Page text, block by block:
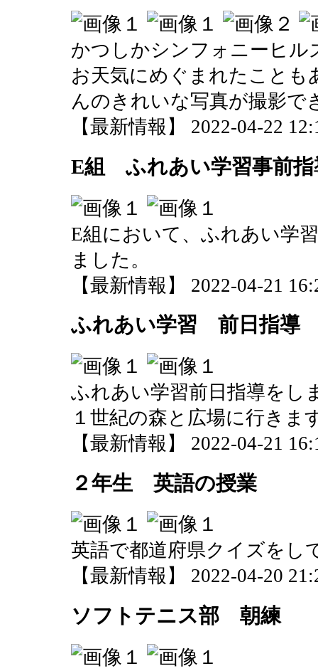
かつしかシンフォニーヒル
お天気にめぐまれたこと
んのきれいな写真が撮影で
【最新情報】 2022-04-22
E組 ふれあい学習事前指
E組において、ふれあい学
ました。
【最新情報】 2022-04-21
ふれあい学習 前日指導
ふれあい学習前日指導をし
１世紀の森と広場に行きま
【最新情報】 2022-04-21
２年生 英語の授業
英語で都道府県クイズをし
【最新情報】 2022-04-20
ソフトテニス部 朝練